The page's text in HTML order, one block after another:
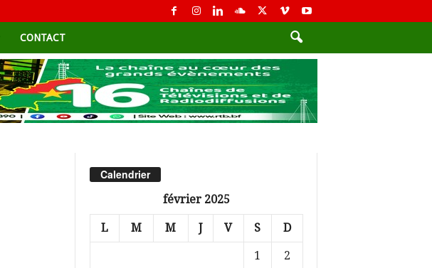
CONTACT
Calendrier
février 2025
L M M J V S D
1
2